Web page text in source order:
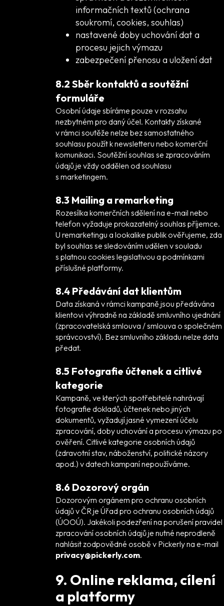
informačních textů (ochrana
soukromí, cookies, souhlas)
nastavené doby uchování dat a
procesu jejich výmazu
zabezpečení přenosu a uložení dat
8.2 Sběr kontaktů a soutěžní
formuláře
Osobní údaje sbíráme pouze v rozsahu
nezbytném pro daný účel. Kontakty získané
v rámci soutěže nelze bez samostatného
souhlasu použít k newsletteru nebo komerční
komunikaci. Soutěžní souhlas se zpracováním
údajů je vždy oddělen od souhlasu
s marketingem.
8.3 Mailing a remarketing
Rozesílka komerčních sdělení na e-mail nebo
telefon vyžaduje prokazatelný souhlas příjemce.
U remarketingu a lookalike publik ověřujeme, zda
byl souhlas se sledováním udělen v souladu
s platnou cookies legislativou a podmínkami
příslušné platformy.
8.4 Předávání dat klientům
Data získaná v rámci kampaně jsou předávána
klientovi výhradně na základě smluvního ujednání
(zpracovatelská smlouva / smlouva o společném
správcovství). Bez smluvního základu nelze data
předat.
8.5 Fotografie účtenek a citlivé
kategorie
Kampaně, ve kterých spotřebitelé nahrávají
fotografie dokladů, účtenek nebo jiných
dokumentů, vyžadují jasné vymezení účelu
zpracování, doby uchování a procesu výmazu po
ověření. Citlivé kategorie osobních údajů
(zdravotní stav, náboženství, politické názory
apod.) v datech kampaní nepoužíváme.
8.6 Dozorový orgán
Dozorovým orgánem pro ochranu osobních
údajů v ČR je Úřad pro ochranu osobních údajů
(ÚOOÚ). Jakékoli podezření na porušení pravidel
zpracování osobních údajů je nutné neprodleně
nahlásit zodpovědné osobě v Pickerly na e-mail
privacy@pickerly.com.
9. Online reklama, cílení
a platformy